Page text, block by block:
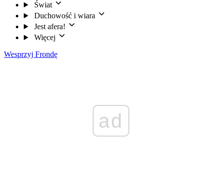
Świat
Duchowość i wiara
Jest afera!
Więcej
Wesprzyj Frondę
ad